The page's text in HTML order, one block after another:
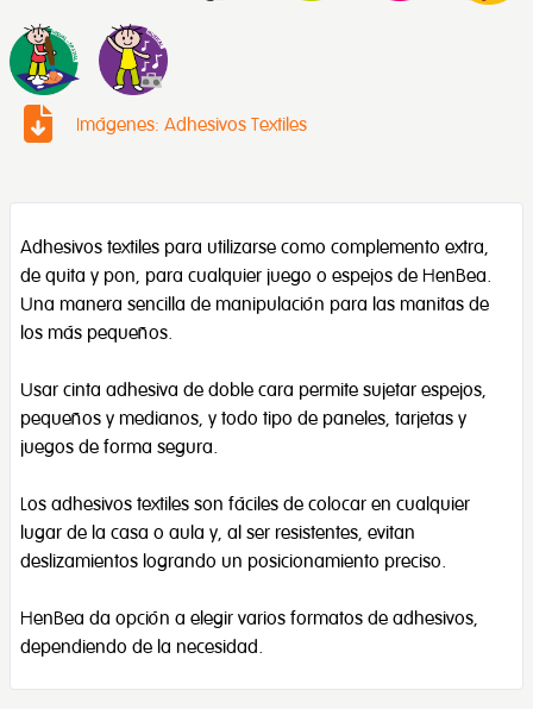
Imágenes: Adhesivos Textiles
Adhesivos textiles para utilizarse como complemento extra,
de quita y pon, para cualquier juego o espejos de HenBea.
Una manera sencilla de manipulación para las manitas de
los más pequeños.
Usar cinta adhesiva de doble cara permite sujetar espejos,
pequeños y medianos, y todo tipo de paneles, tarjetas y
juegos de forma segura.
Los adhesivos textiles son fáciles de colocar en cualquier
lugar de la casa o aula y, al ser resistentes, evitan
deslizamientos logrando un posicionamiento preciso.
HenBea da opción a elegir varios formatos de adhesivos,
dependiendo de la necesidad.